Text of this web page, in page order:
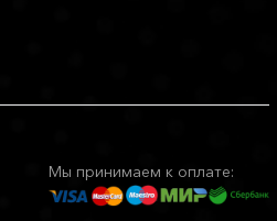
Мы принимаем к оплате: